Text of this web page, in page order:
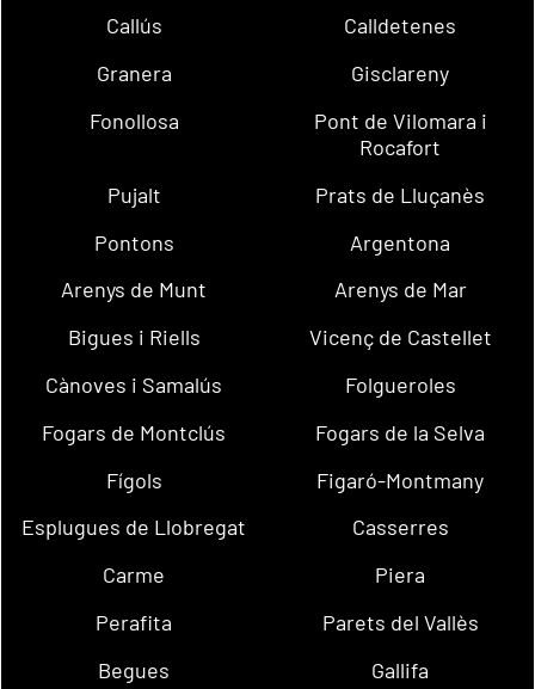
Callús
Calldetenes
Granera
Gisclareny
Fonollosa
Pont de Vilomara i
Rocafort
Pujalt
Prats de Lluçanès
Pontons
Argentona
Arenys de Munt
Arenys de Mar
Bigues i Riells
Vicenç de Castellet
Cànoves i Samalús
Folgueroles
Fogars de Montclús
Fogars de la Selva
Fígols
Figaró-Montmany
Esplugues de Llobregat
Casserres
Carme
Piera
Perafita
Parets del Vallès
Begues
Gallifa